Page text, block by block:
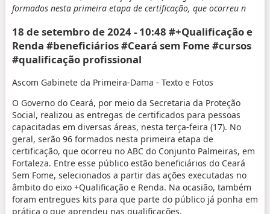
formados nesta primeira etapa de certificação, que ocorreu n
18 de setembro de 2024 - 10:48 #+Qualificação e
Renda #beneficiários #Ceará sem Fome #cursos
#qualificação profissional
Ascom Gabinete da Primeira-Dama - Texto e Fotos
O Governo do Ceará, por meio da Secretaria da Proteção
Social, realizou as entregas de certificados para pessoas
capacitadas em diversas áreas, nesta terça-feira (17). No
geral, serão 96 formados nesta primeira etapa de
certificação, que ocorreu no ABC do Conjunto Palmeiras, em
Fortaleza. Entre esse público estão beneficiários do Ceará
Sem Fome, selecionados a partir das ações executadas no
âmbito do eixo +Qualificação e Renda. Na ocasião, também
foram entregues kits para que parte do público já ponha em
prática o que aprendeu nas qualificações.